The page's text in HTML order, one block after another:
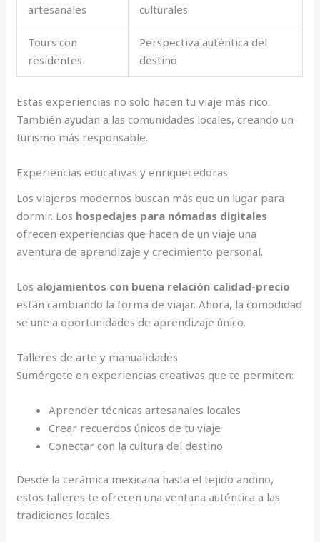
artesanales
culturales
Tours con
residentes
Perspectiva auténtica del
destino
Estas experiencias no solo hacen tu viaje más rico.
También ayudan a las comunidades locales, creando un
turismo más responsable.
Experiencias educativas y enriquecedoras
Los viajeros modernos buscan más que un lugar para
dormir. Los hospedajes para nómadas digitales
ofrecen experiencias que hacen de un viaje una
aventura de aprendizaje y crecimiento personal.
Los alojamientos con buena relación calidad-precio
están cambiando la forma de viajar. Ahora, la comodidad
se une a oportunidades de aprendizaje único.
Talleres de arte y manualidades
Sumérgete en experiencias creativas que te permiten:
Aprender técnicas artesanales locales
Crear recuerdos únicos de tu viaje
Conectar con la cultura del destino
Desde la cerámica mexicana hasta el tejido andino,
estos talleres te ofrecen una ventana auténtica a las
tradiciones locales.